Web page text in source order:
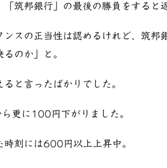
筑邦銀行」の最後の勝負をすると
スの正当性は認めるけれど、筑邦
のか」と。
と言ったばかりでした。
更に100円下がりました。
時刻には600円以上上昇中。